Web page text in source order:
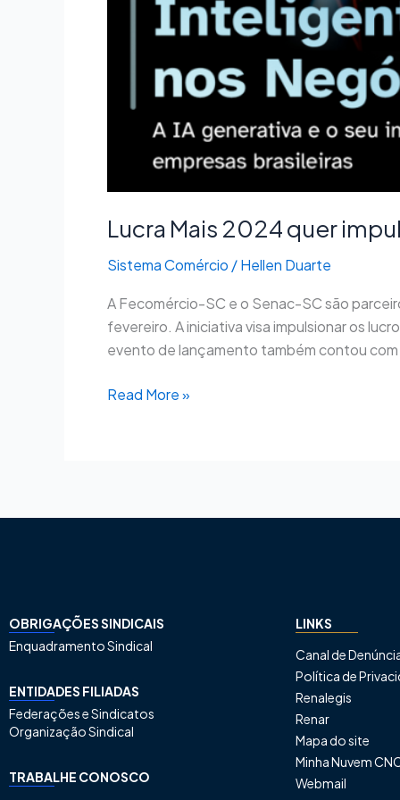
Lucra Mais 2024 quer
Sistema Comércio /Hellen Duarte
A Fecomércio-SC e o Senac-SC são
fevereiro. A iniciativa visa impulsionar os
evento de lançamento também contou
Read More »
OBRIGAÇÕES SINDICAIS
Enquadramento Sindical
ENTIDADES FILIADAS
Federações e Sindicatos
Organização Sindical
TRABALHE CONOSCO
LINKS
Canal de
Política de
Renalegis
Renar
Mapa do site
Minha Nuvem
Webmail